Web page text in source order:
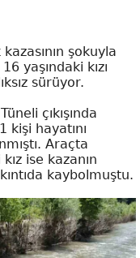
şokuyla
yaşındaki kızı
sürüyor.
çıkışında
kişi hayatını
Araçta
ise kazanın
kaybolmuştu.